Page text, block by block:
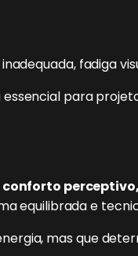
fadiga
essencial para
conforto
equilibrada e
mas que